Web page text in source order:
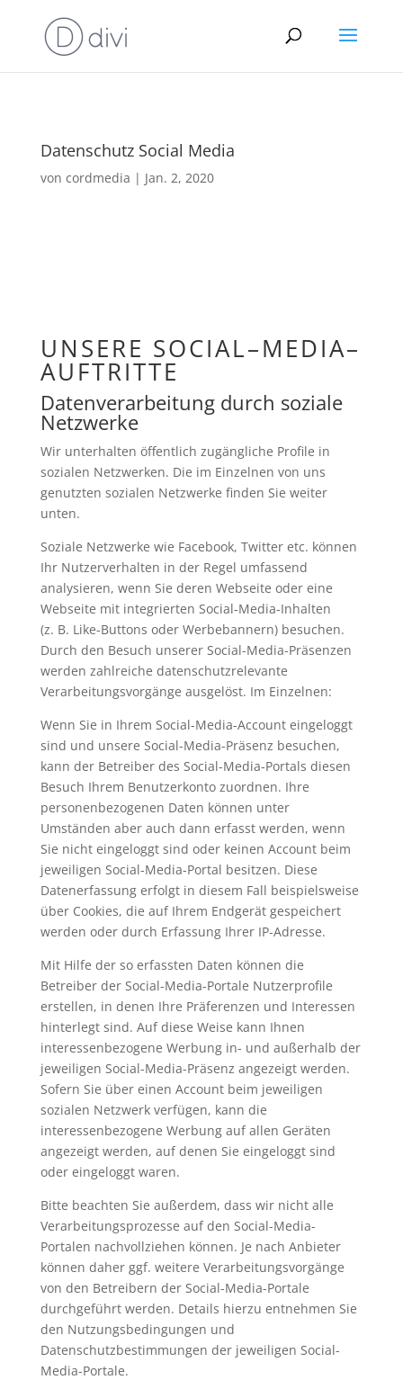
Datenschutz Social Media
von cordmedia | Jan. 2, 2020
UNSERE SOCIAL–MEDIA–
AUFTRITTE
Datenverarbeitung durch soziale
Netzwerke
Wir unterhalten öffentlich zugängliche Profile in
sozialen Netzwerken. Die im Einzelnen von uns
genutzten sozialen Netzwerke finden Sie weiter
unten.
Soziale Netzwerke wie Facebook, Twitter etc. können
Ihr Nutzerverhalten in der Regel umfassend
analysieren, wenn Sie deren Webseite oder eine
Webseite mit integrierten Social-Media-Inhalten
(z. B. Like-Buttons oder Werbebannern) besuchen.
Durch den Besuch unserer Social-Media-Präsenzen
werden zahlreiche datenschutzrelevante
Verarbeitungsvorgänge ausgelöst. Im Einzelnen:
Wenn Sie in Ihrem Social-Media-Account eingeloggt
sind und unsere Social-Media-Präsenz besuchen,
kann der Betreiber des Social-Media-Portals diesen
Besuch Ihrem Benutzerkonto zuordnen. Ihre
personenbezogenen Daten können unter
Umständen aber auch dann erfasst werden, wenn
Sie nicht eingeloggt sind oder keinen Account beim
jeweiligen Social-Media-Portal besitzen. Diese
Datenerfassung erfolgt in diesem Fall beispielsweise
über Cookies, die auf Ihrem Endgerät gespeichert
werden oder durch Erfassung Ihrer IP-Adresse.
Mit Hilfe der so erfassten Daten können die
Betreiber der Social-Media-Portale Nutzerprofile
erstellen, in denen Ihre Präferenzen und Interessen
hinterlegt sind. Auf diese Weise kann Ihnen
interessenbezogene Werbung in- und außerhalb der
jeweiligen Social-Media-Präsenz angezeigt werden.
Sofern Sie über einen Account beim jeweiligen
sozialen Netzwerk verfügen, kann die
interessenbezogene Werbung auf allen Geräten
angezeigt werden, auf denen Sie eingeloggt sind
oder eingeloggt waren.
Bitte beachten Sie außerdem, dass wir nicht alle
Verarbeitungsprozesse auf den Social-Media-
Portalen nachvollziehen können. Je nach Anbieter
können daher ggf. weitere Verarbeitungsvorgänge
von den Betreibern der Social-Media-Portale
durchgeführt werden. Details hierzu entnehmen Sie
den Nutzungsbedingungen und
Datenschutzbestimmungen der jeweiligen Social-
Media-Portale.